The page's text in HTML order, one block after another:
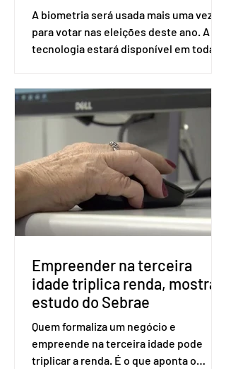
A biometria será usada mais uma vez
para votar nas eleições deste ano. A
tecnologia estará disponível em todas
Apesar da requisição, a biometria não é
obrigatória para exercer o direito ao
voto. Se o título estiver regular, o
eleitor pode votar mesmo sem ter
realizado esse cadastro. Neste caso,
será exigido o documento de
identificação para acesso à urna
eletrônica. Se a urna eletrônica não
reconh
Empreender na terceira
idade triplica renda, mostra
estudo do Sebrae
Quem formaliza um negócio e
empreende na terceira idade pode
triplicar a renda. É o que aponta o